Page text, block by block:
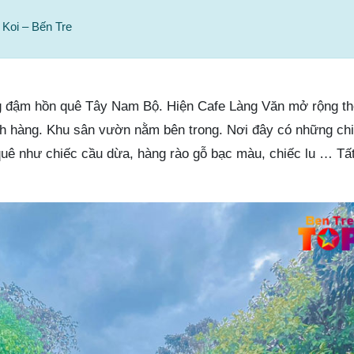
– Bến Tre
hồn quê Tây Nam Bộ. Hiện Cafe Làng Văn mở rộng
hàng. Khu sân vườn nằm bên trong. Nơi đây có những
như chiếc cầu dừa, hàng rào gỗ bạc màu, chiếc lu …